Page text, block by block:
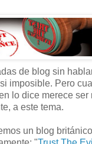
de blog sin
imposible. Pero
lo dice merece ser
a este tema.
un blog